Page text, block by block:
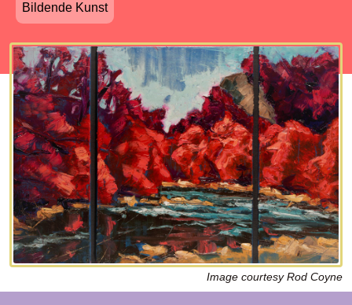
Bildende Kunst
Image courtesy Rod Coyne